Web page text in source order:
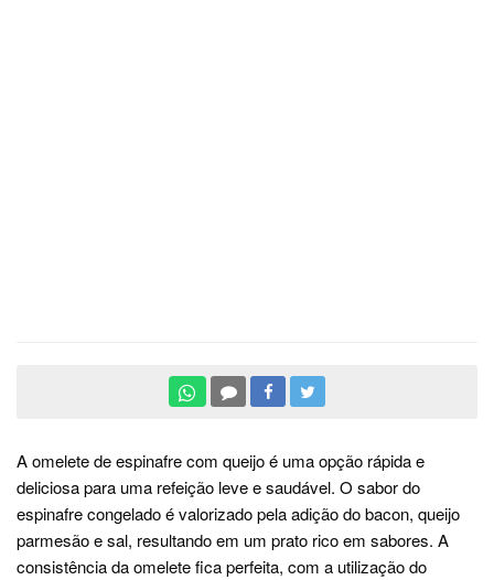
A omelete de espinafre com queijo é uma opção rápida e
deliciosa para uma refeição leve e saudável. O sabor do
espinafre congelado é valorizado pela adição do bacon, queijo
parmesão e sal, resultando em um prato rico em sabores. A
consistência da omelete fica perfeita, com a utilização do